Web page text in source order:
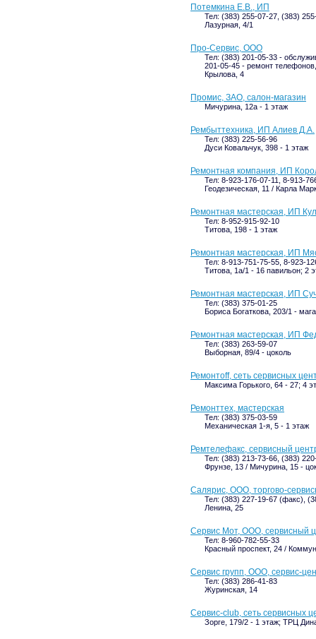
Потемкина Е.В., ИП
Тел: (383) 255-07-27, (383)
Лазурная, 4/1
Про-Сервис, ООО
Тел: (383) 201-05-33 -
201-05-45 - ремонт
Крылова, 4
Промис, ЗАО, салон-магазин
Мичурина, 12а - 1 этаж
Рембыттехника, ИП Алиев Д.А.
Тел: (383) 225-56-96
Дуси Ковальчук, 398 - 1 этаж
Ремонтная компания, ИП
Тел: 8-923-176-07-11, 8-913-
Геодезическая, 11 / Карла
Ремонтная мастерская, ИП
Тел: 8-952-915-92-10
Титова, 198 - 1 этаж
Ремонтная мастерская, ИП
Тел: 8-913-751-75-55, 8-923-
Титова, 1а/1 - 16 павильон; 2
Ремонтная мастерская, ИП
Тел: (383) 375-01-25
Бориса Богаткова, 203/1 -
Ремонтная мастерская, ИП
Тел: (383) 263-59-07
Выборная, 89/4 - цоколь
Ремонтоff, сеть сервисных
Максима Горького, 64 - 27; 4
Ремонттех, мастерская
Тел: (383) 375-03-59
Механическая 1-я, 5 - 1 этаж
Ремтелефакс, сервисный
Тел: (383) 213-73-66, (383)
Фрунзе, 13 / Мичурина, 15 -
Салярис, ООО, торгово-
Тел: (383) 227-19-67 (факс),
Ленина, 25
Сервис Мот, ООО, сервисный
Тел: 8-960-782-55-33
Красный проспект, 24 /
Сервис групп, ООО, сервис-
Тел: (383) 286-41-83
Журинская, 14
Сервис-club, сеть сервисных
Зорге, 179/2 - 1 этаж; ТРЦ